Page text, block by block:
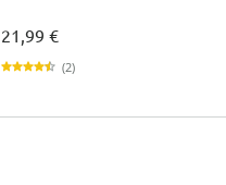
21,99 €
(2)